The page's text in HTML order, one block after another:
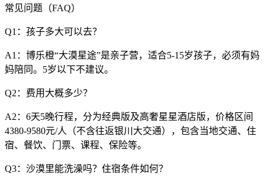
常见问题（FAQ）
Q1：孩子多大可以去？
A1：博乐橙“大漠星途”是亲子营，适合5-15岁孩子，必须有妈
妈陪同。5岁以下不建议。
Q2：费用大概多少？
A2：6天5晚行程，分为经典版及高奢星星酒店版，价格区间
4380-9580元/人（不含往返银川大交通），包含当地交通、住
宿、餐饮、门票、课程、保险等。
Q3：沙漠里能洗澡吗？住宿条件如何？